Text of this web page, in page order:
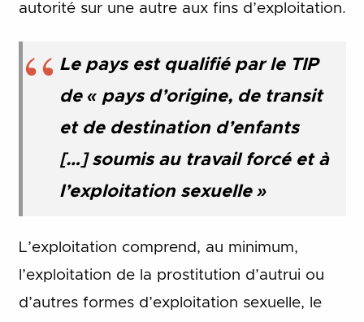
autorité sur une autre aux fins d’exploitation.
Le pays est qualifié par le TIP
de « pays d’origine, de transit
et de destination d’enfants
[…] soumis au travail forcé et à
l’exploitation sexuelle »
L’exploitation comprend, au minimum,
l’exploitation de la prostitution d’autrui ou
d’autres formes d’exploitation sexuelle, le